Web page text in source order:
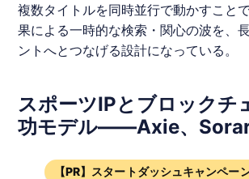
複数タイトルを同時並行で動かすこと
果による一時的な検索・関心の波を、
ントへとつなげる設計になっている。
スポーツIPとブロックチ
功モデル——Axie、
【PR】スタートダッシュキャンペー